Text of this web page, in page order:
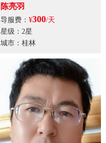
陈亮羽
导服费： ¥300/天
星级：2星
城市：桂林